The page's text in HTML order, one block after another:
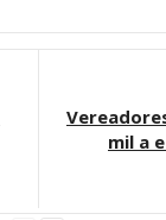
mil a